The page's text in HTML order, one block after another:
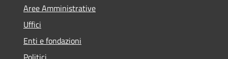
Aree Amministrative
Uffici
Enti e fondazioni